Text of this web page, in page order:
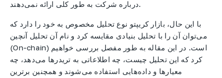
درباره شرکت به طور کلی ارائه نمی‌دهند.
با این حال، بازار کریپتو نوع تحلیل مخصوص به خود را دارد که
می‌توان آن را با تحلیل بنیادی مقایسه کرد و نام آن تحلیل آنچین
(On-chain) است. در این مقاله به طور مفصل بررسی خواهیم
کرد که این تحلیل چیست، چه اطلاعاتی به تریدرها می‌دهد، چه
معیارها و داده‌هایی استفاده می‌شوند و همچنین برترین